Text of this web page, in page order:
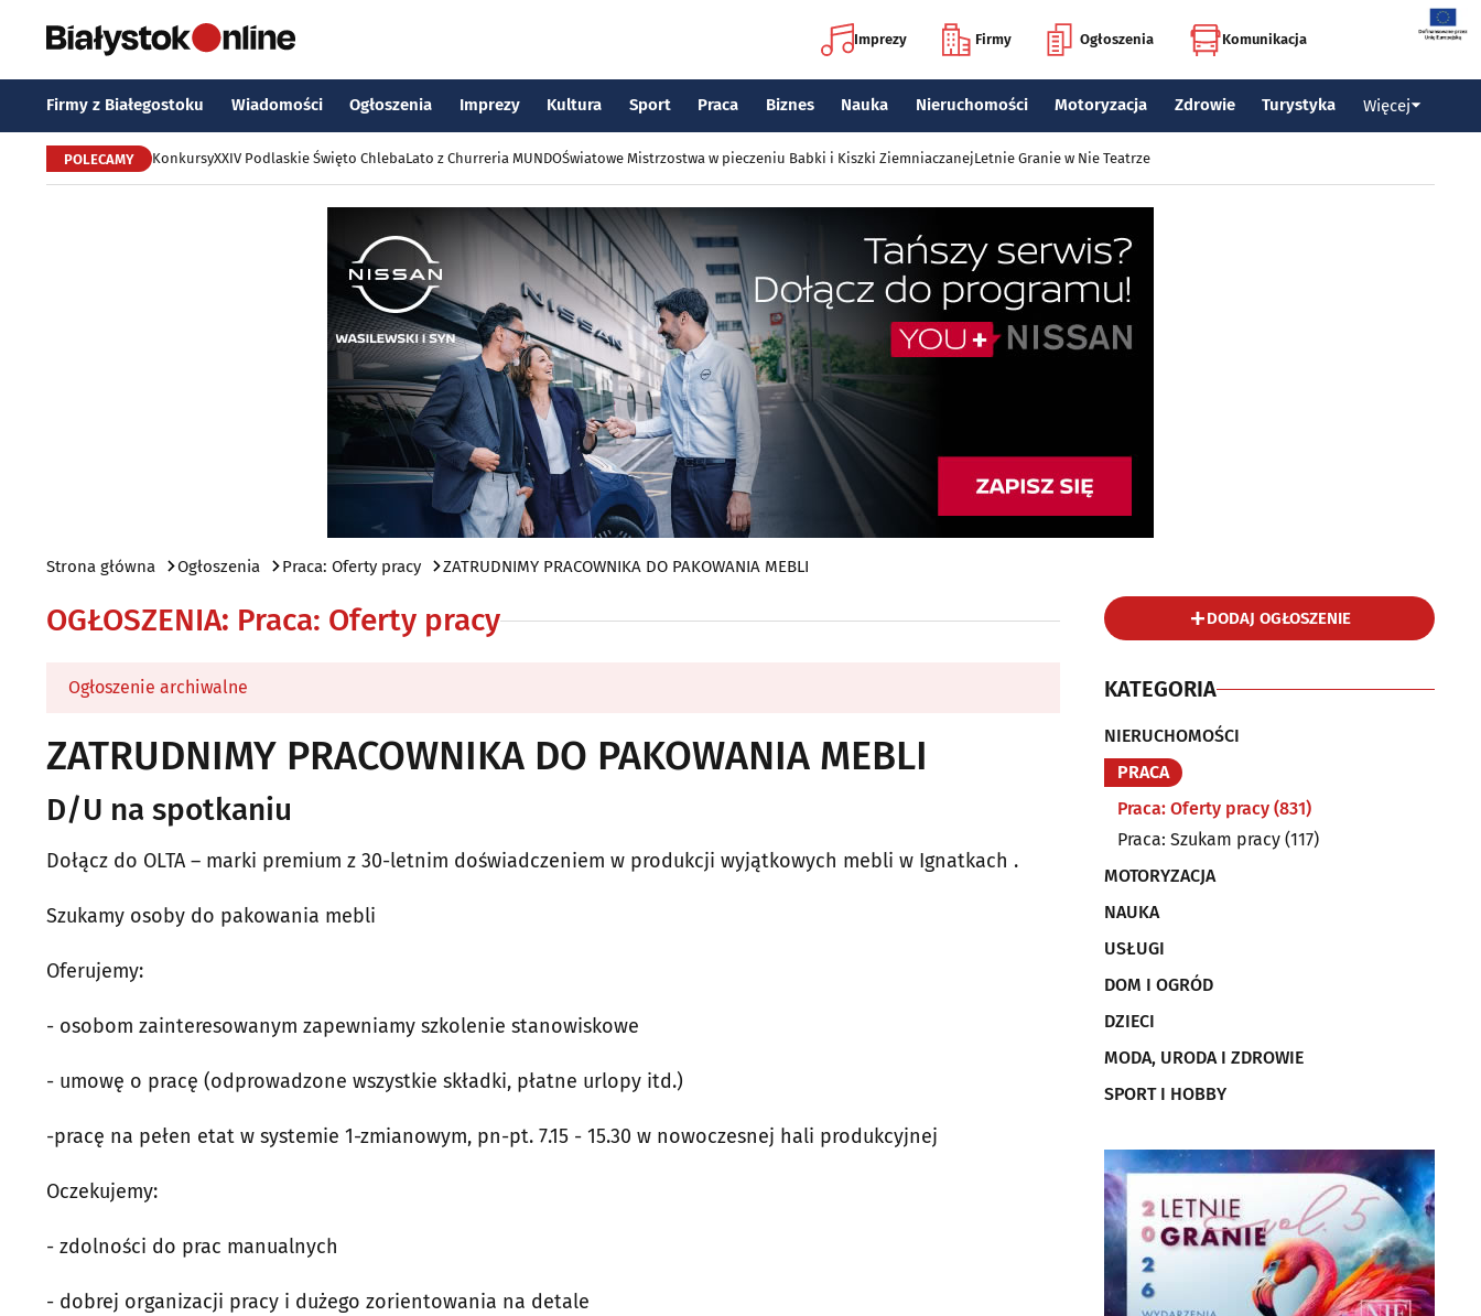
Imprezy Firmy Ogłoszenia Komunikacja
Firmy z Białegostoku Wiadomości Ogłoszenia Imprezy Kultura Sport Praca Biznes Nauka Nieruchomości Motoryzacja Zdrowie Turystyka Więcej
POLECAMY KonkursyXXIV Podlaskie Święto ChlebaLato z Churreria MUNDOŚwiatowe Mistrzostwa w pieczeniu Babki i Kiszki ZiemniaczanejLetnie Granie w Nie Teatrze
Strona główna Ogłoszenia Praca: Oferty pracy ZATRUDNIMY PRACOWNIKA DO PAKOWANIA MEBLI
OGŁOSZENIA: Praca: Oferty pracy
Ogłoszenie archiwalne
ZATRUDNIMY PRACOWNIKA DO PAKOWANIA MEBLI
D/U na spotkaniu
Dołącz do OLTA – marki premium z 30-letnim doświadczeniem w produkcji wyjątkowych mebli w Ignatkach .
Szukamy osoby do pakowania mebli
Oferujemy:
- osobom zainteresowanym zapewniamy szkolenie stanowiskowe
- umowę o pracę (odprowadzone wszystkie składki, płatne urlopy itd.)
-pracę na pełen etat w systemie 1-zmianowym, pn-pt. 7.15 - 15.30 w nowoczesnej hali produkcyjnej
Oczekujemy:
- zdolności do prac manualnych
- dobrej organizacji pracy i dużego zorientowania na detale
DODAJ OGŁOSZENIE
KATEGORIA
NIERUCHOMOŚCI
PRACA
Praca: Oferty pracy (831)
Praca: Szukam pracy (117)
MOTORYZACJA
NAUKA
USŁUGI
DOM I OGRÓD
DZIECI
MODA, URODA I ZDROWIE
SPORT I HOBBY